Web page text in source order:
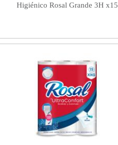
Higiénico Rosal Grande 3H x15